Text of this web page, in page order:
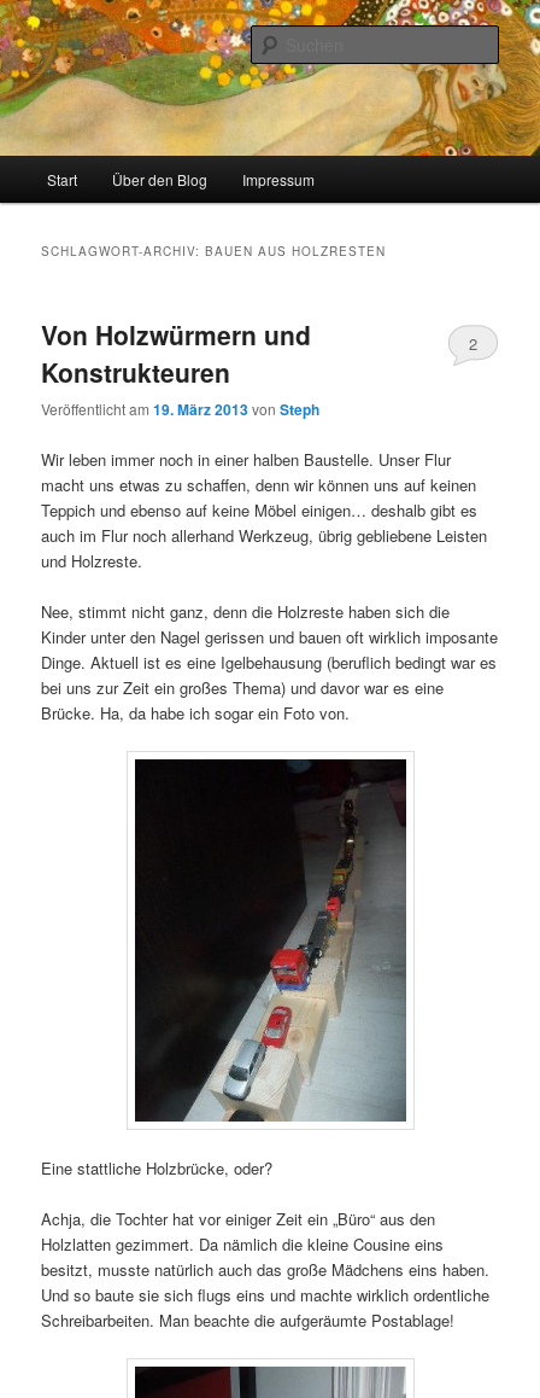
Zum
primären
Inhalt
springen
Zum
sekundären
Inhalt
springenmeinzigartig
Stricken, Nähen und alles was man selber machen kann
Start Über den Blog Impressum
SCHLAGWORT-ARCHIV:BAUEN AUS HOLZRESTEN
Von Holzwürmern und
Konstrukteuren
Veröffentlicht am19. März 2013vonSteph
2
Wir leben immer noch in einer halben Baustelle. Unser Flur
macht uns etwas zu schaffen, denn wir können uns auf keinen
Teppich und ebenso auf keine Möbel einigen… deshalb gibt es
auch im Flur noch allerhand Werkzeug, übrig gebliebene Leisten
und Holzreste.
Nee, stimmt nicht ganz, denn die Holzreste haben sich die
Kinder unter den Nagel gerissen und bauen oft wirklich imposante
Dinge. Aktuell ist es eine Igelbehausung (beruflich bedingt war es
bei uns zur Zeit ein großes Thema) und davor war es eine
Brücke. Ha, da habe ich sogar ein Foto von.
Eine stattliche Holzbrücke, oder?
Achja, die Tochter hat vor einiger Zeit ein „Büro“ aus den
Holzlatten gezimmert. Da nämlich die kleine Cousine eins
besitzt, musste natürlich auch das große Mädchens eins haben.
Und so baute sie sich flugs eins und machte wirklich ordentliche
Schreibarbeiten. Man beachte die aufgeräumte Postablage!